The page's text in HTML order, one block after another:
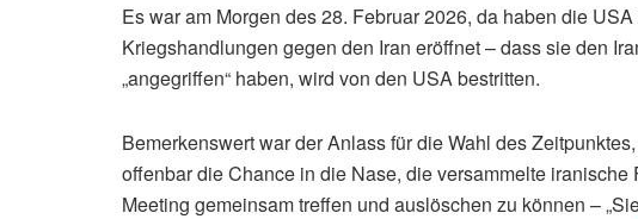
Es war am Morgen des 28. Februar 2026, da haben die
Kriegshandlungen gegen den Iran eröffnet – dass sie den
„angegriffen“ haben, wird von den USA bestritten.
Bemerkenswert war der Anlass für die Wahl des
offenbar die Chance in die Nase, die versammelte
Meeting gemeinsam treffen und auslöschen zu können –